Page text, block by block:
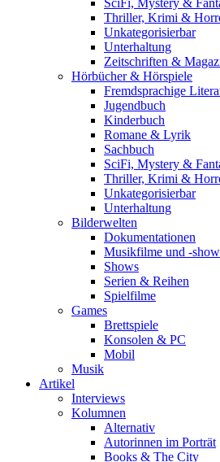
SciFi, Mystery &
Thriller, Krimi &
Unkategorisierbar
Unterhaltung
Zeitschriften &
Hörbücher & Hörspiele
Fremdsprachige
Jugendbuch
Kinderbuch
Romane & Lyrik
Sachbuch
SciFi, Mystery &
Thriller, Krimi &
Unkategorisierbar
Unterhaltung
Bilderwelten
Dokumentationen
Musikfilme und -
Shows
Serien & Reihen
Spielfilme
Games
Brettspiele
Konsolen & PC
Mobil
Musik
Artikel
Interviews
Kolumnen
Alternativ
Autorinnen im Porträt
Books & The City